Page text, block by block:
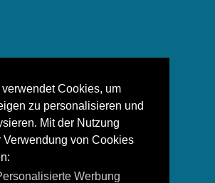
Cookies, um
zu personalisieren und
Mit der Nutzung
Verwendung von Cookies
Werbung